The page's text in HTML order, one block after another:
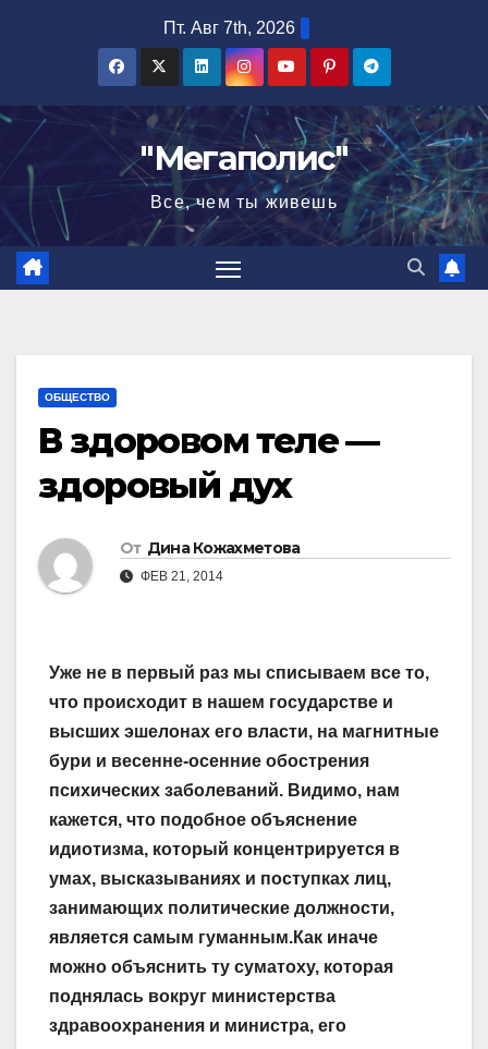
Пт. Авг 7th, 2026
"Мегаполис"
Все, чем ты живешь
ОБЩЕСТВО
В здоровом теле —
здоровый дух
От Дина Кожахметова
ФЕВ 21, 2014
Уже не в первый раз мы списываем все то,
что происходит в нашем государстве и
высших эшелонах его власти, на магнитные
бури и весенне-осенние обострения
психических заболеваний. Видимо, нам
кажется, что подобное объяснение
идиотизма, который концентрируется в
умах, высказываниях и поступках лиц,
занимающих политические должности,
является самым гуманным.Как иначе
можно объяснить ту суматоху, которая
поднялась вокруг министерства
здравоохранения и министра, его